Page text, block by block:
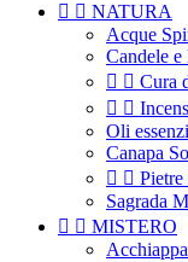
  NATURA
Acque
Candele e
  Cura
 
Oli
Canapa
  Pietre
Sagrada
  MISTERO